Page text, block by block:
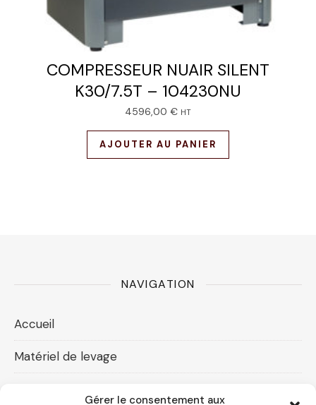
Gérer le consentement aux
COMPRESSEUR NUAIR SILENT
K30/7.5T – 104230NU
4596,00 € HT
AJOUTER AU PANIER
NAVIGATION
Accueil
Matériel de levage